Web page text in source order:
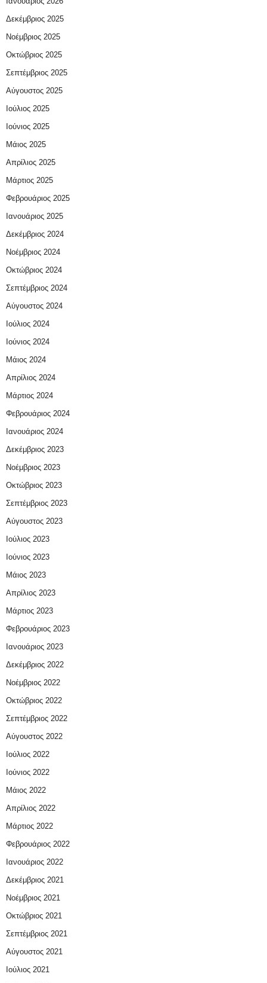
Δεκέμβριος 2025
Νοέμβριος 2025
Οκτώβριος 2025
Σεπτέμβριος 2025
Αύγουστος 2025
Ιούλιος 2025
Ιούνιος 2025
Μάιος 2025
Απρίλιος 2025
Μάρτιος 2025
Φεβρουάριος 2025
Ιανουάριος 2025
Δεκέμβριος 2024
Νοέμβριος 2024
Οκτώβριος 2024
Σεπτέμβριος 2024
Αύγουστος 2024
Ιούλιος 2024
Ιούνιος 2024
Μάιος 2024
Απρίλιος 2024
Μάρτιος 2024
Φεβρουάριος 2024
Ιανουάριος 2024
Δεκέμβριος 2023
Νοέμβριος 2023
Οκτώβριος 2023
Σεπτέμβριος 2023
Αύγουστος 2023
Ιούλιος 2023
Ιούνιος 2023
Μάιος 2023
Απρίλιος 2023
Μάρτιος 2023
Φεβρουάριος 2023
Ιανουάριος 2023
Δεκέμβριος 2022
Νοέμβριος 2022
Οκτώβριος 2022
Σεπτέμβριος 2022
Αύγουστος 2022
Ιούλιος 2022
Ιούνιος 2022
Μάιος 2022
Απρίλιος 2022
Μάρτιος 2022
Φεβρουάριος 2022
Ιανουάριος 2022
Δεκέμβριος 2021
Νοέμβριος 2021
Οκτώβριος 2021
Σεπτέμβριος 2021
Αύγουστος 2021
Ιούλιος 2021